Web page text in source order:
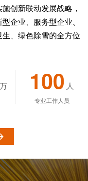
创新联动发展战略，
企业、服务型企业、
、绿色除雪的全方位
万 100 人
专业工作人员